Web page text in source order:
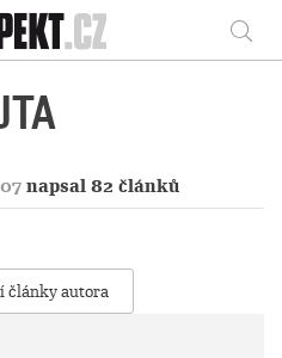
napsal 82 článků
články autora